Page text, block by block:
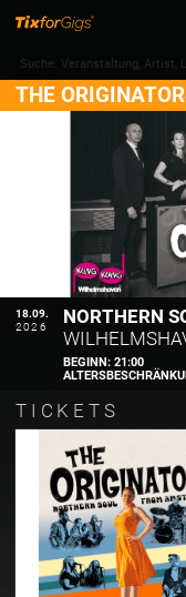
THE
18.09.
2026
NORTHERN
BEGINN:21:00
TICKETS